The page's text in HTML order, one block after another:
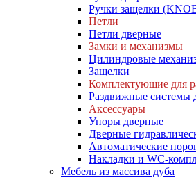
Ручки защелки
Петли
Петли дверные
Замки и механизмы
Цилиндровые
Защелки
Комплектующие для
Раздвижные системы
Аксессуары
Упоры дверные
Дверные
Автоматические
Накладки и WC-
Мебель из массива дуба